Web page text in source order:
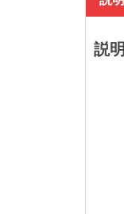
説明